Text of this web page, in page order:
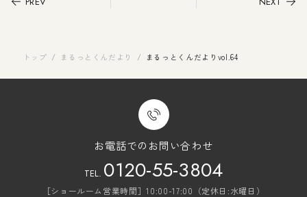
トップ / まるっとくんだより / まるっとくんだよりvol.64
お電話でのお問い合わせ
TEL. 0120-55-3804
［ショールーム営業時間］10:00-17:00（定休日:水曜日）